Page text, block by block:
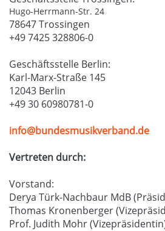
Hugo-Herrmann-Str. 24
78647 Trossingen
+49 7425 328806-0
Geschäftsstelle Berlin:
Karl-Marx-Straße 145
12043 Berlin
+49 30 60980781-0
info@bundesmusikverband.de
Vertreten durch:
Vorstand:
Derya Türk-Nachbaur MdB
Thomas Kronenberger
Prof. Judith Mohr